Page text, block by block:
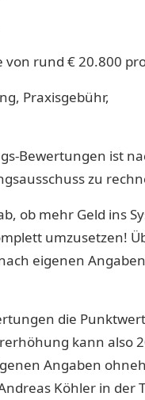
rund € 20.800
Praxisgebühr,
Bewertungen ist
zu
ob mehr Geld ins
umzusetzen!
eigenen Angaben
die
kann also
Angaben
Köhler in der